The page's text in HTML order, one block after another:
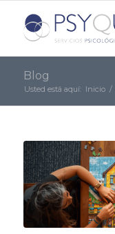
Blog
Usted está aquí: Inicio /